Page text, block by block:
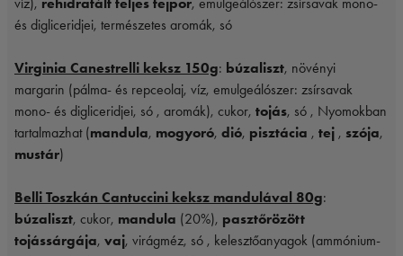
és digliceridjei, természetes aromák, só
Virginia Canestrelli keksz 150g: búzaliszt, növényi
margarin (pálma- és repceolaj, víz, emulgeálószer: zsírsavak
mono- és digliceridjei, só , aromák), cukor, tojás, só , Nyomokban
tartalmazhat (mandula, mogyoró, dió, pisztácia , tej , szója,
mustár)
Belli Toszkán Cantuccini keksz mandulával 80g:
búzaliszt, cukor, mandula (20%), pasztőrözött
tojássárgája, vaj, virágméz, só , kelesztőanyagok (ammónium-